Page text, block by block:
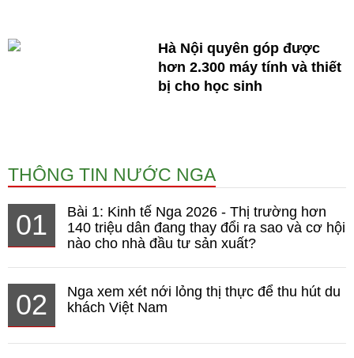
Hà Nội quyên góp được
hơn 2.300 máy tính và thiết
bị cho học sinh
THÔNG TIN NƯỚC NGA
01
Bài 1: Kinh tế Nga 2026 - Thị trường hơn
140 triệu dân đang thay đổi ra sao và cơ hội
nào cho nhà đầu tư sản xuất?
02
Nga xem xét nới lỏng thị thực để thu hút du
khách Việt Nam